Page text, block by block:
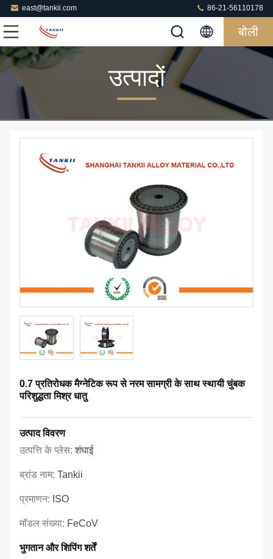
east@tankii.com 86-21-56110178
बोली
उत्पादों
0.7 प्रतिरोधक मैग्नेटिक रूप से नरम सामग्री के साथ स्थायी चुंबक
परिशुद्धता मिश्र धातु
उत्पाद विवरण
उत्पत्ति के प्लेस:शंघाई
ब्रांड नाम: Tankii
प्रमाणन: ISO
मॉडल संख्या: FeCoV
भुगतान और शिपिंग शर्तें